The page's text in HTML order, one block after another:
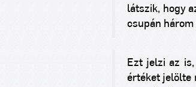
látszik, hogy
csupán
Ezt jelzi az
értéket jelölte